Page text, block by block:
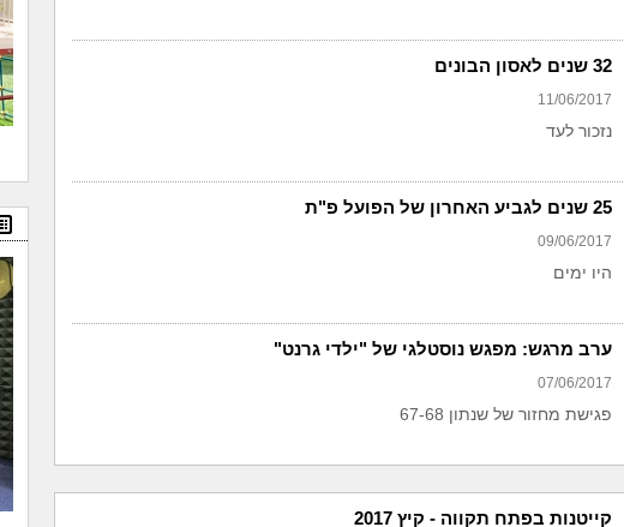
32 שנים לאסון הבונים
11/06/2017
נזכור לעד
25 שנים לגביע האחרון של הפועל פ"ת
09/06/2017
היו ימים
ערב מרגש: מפגש נוסטלגי של "ילדי גרנט"
07/06/2017
פגישת מחזור של שנתון 67-68
קייטנות בפתח תקווה - קיץ 2017